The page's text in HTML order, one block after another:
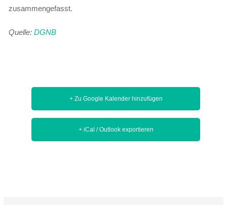
zusammengefasst.
Quelle:DGNB
+ Zu Google Kalender hinzufügen
+ iCal / Outlook exportieren